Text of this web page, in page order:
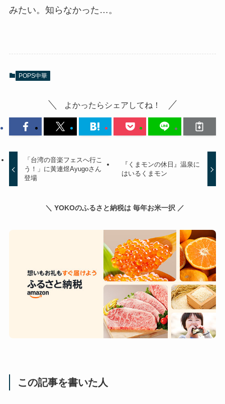
みたい。知らなかった…。
POPS中華
よかったらシェアしてね！
「台湾の音楽フェスへ行こ
う！」に黃連煜Ayugoさん
登場
『くまモンの休日』温泉に
はいるくまモン
＼ YOKOのふるさと納税は 毎年お米一択 ／
この記事を書いた人